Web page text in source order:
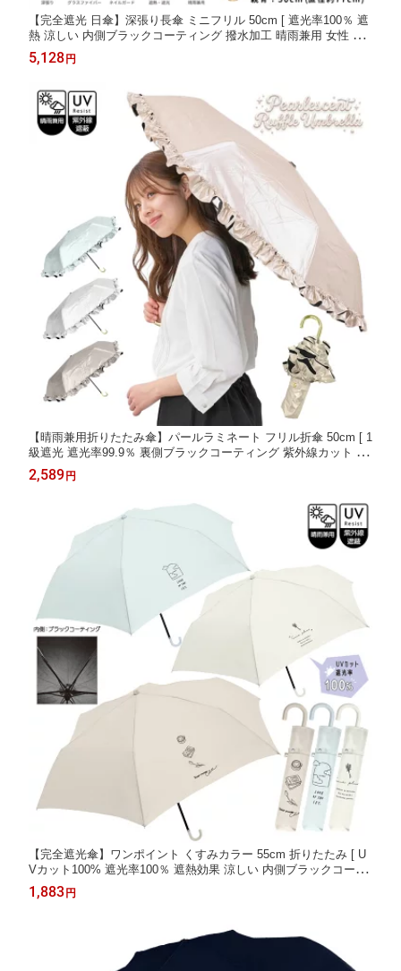
【完全遮光 日傘】深張り長傘 ミニフリル 50cm [ 遮光率100％ 遮
熱 涼しい 内側ブラックコーティング 撥水加工 晴雨兼用 女性 ド
ーム型 バンブー持ち手 竹ハンドル ネイルガード グラスファイバ
ー 大人かわいい フリフリ pink trick ] sps
5,128 円
【晴雨兼用折りたたみ傘】パールラミネート フリル折傘 50cm [ 1
級遮光 遮光率99.9％ 裏側ブラックコーティング 紫外線カット 遮
熱 涼しい 日傘 折り畳み 折畳 女性 レディース フリル 無地 光沢
パール素材 フリフリ かわいい 韓国風 ] sps
2,589 円
【完全遮光傘】ワンポイント くすみカラー 55cm 折りたたみ [ U
Vカット100% 遮光率100％ 遮熱効果 涼しい 内側ブラックコーテ
ィング 日傘兼用 晴雨兼用 女性 レディース 大人女子 折り畳み 手
開き シンプル 韓国風 線画 ボタニカル 雲 花柄 大人 かわいい ] sp
1,883 円